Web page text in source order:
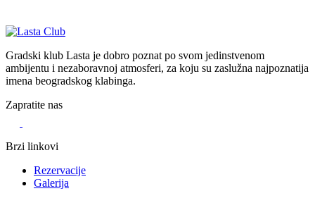
Gradski klub Lasta je dobro poznat po svom jedinstvenom
ambijentu i nezaboravnoj atmosferi, za koju su zaslužna najpoznatija
imena beogradskog klabinga.
Zapratite nas
Brzi linkovi
Rezervacije
Galerija